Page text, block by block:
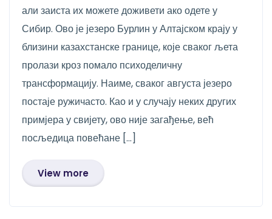
али заиста их можете доживети ако одете у
Сибир. Ово је језеро Бурлин у Алтајском крају у
близини казахстанске границе, које сваког љета
пролази кроз помало психоделичну
трансформацију. Наиме, сваког августа језеро
постаје ружичасто. Као и у случају неких других
примјера у свијету, ово није загађење, већ
посљедица повећане […]
View more